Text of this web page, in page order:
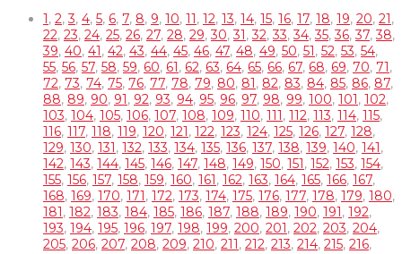
1, 2,3, 4, 5, 6, 7, 8, 9, 10, 11, 12, 13, 14, 15, 16, 17, 18, 19, 20, 21,
22, 23, 24, 25, 26, 27, 28, 29,30,31,32,33,34,35,36,37,38,
39, 40, 41, 42, 43, 44, 45, 46, 47, 48, 49, 50, 51, 52, 53, 54,
55, 56, 57, 58, 59, 60, 61, 62, 63, 64, 65, 66, 67, 68, 69, 70, 71,
72, 73, 74, 75, 76, 77, 78, 79, 80, 81, 82, 83, 84, 85, 86, 87,
88, 89, 90, 91, 92, 93, 94, 95, 96, 97, 98, 99, 100, 101, 102,
103, 104, 105, 106, 107, 108, 109, 110, 111, 112, 113, 114, 115,
116, 117, 118, 119, 120, 121, 122, 123, 124, 125, 126, 127, 128,
129, 130, 131, 132, 133, 134, 135, 136, 137, 138, 139, 140, 141,
142, 143, 144, 145, 146, 147, 148, 149, 150, 151, 152, 153, 154,
155, 156, 157, 158, 159, 160, 161, 162, 163, 164, 165, 166, 167,
168, 169, 170, 171, 172, 173, 174, 175, 176, 177, 178, 179, 180,
181, 182, 183, 184, 185, 186, 187, 188, 189, 190, 191, 192,
193, 194, 195, 196, 197, 198, 199, 200, 201, 202, 203, 204,
205, 206, 207, 208, 209, 210, 211, 212, 213, 214, 215, 216,